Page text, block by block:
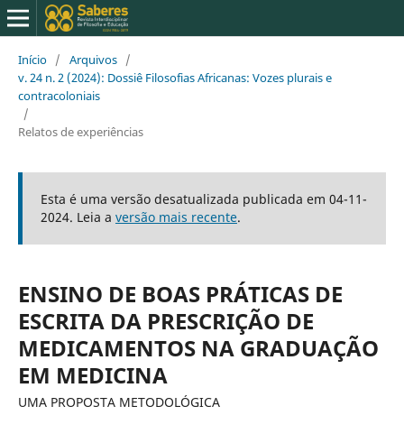
Início / Arquivos /
v. 24 n. 2 (2024): Dossiê Filosofias Africanas: Vozes plurais e
contracoloniais
/
Relatos de experiências
Esta é uma versão desatualizada publicada em 04-11-
2024. Leia a versão mais recente.
ENSINO DE BOAS PRÁTICAS DE
ESCRITA DA PRESCRIÇÃO DE
MEDICAMENTOS NA GRADUAÇÃO
EM MEDICINA
UMA PROPOSTA METODOLÓGICA